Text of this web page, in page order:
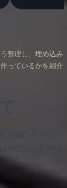
整理し、埋め込み
っているかを紹介
軸に作られて
なのかを把握